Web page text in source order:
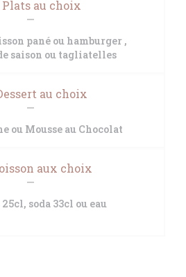
Plats au choix
pané ou hamburger ,
saison ou tagliatelles
au choix
ou Mousse au Chocolat
aux choix
soda 33cl ou eau